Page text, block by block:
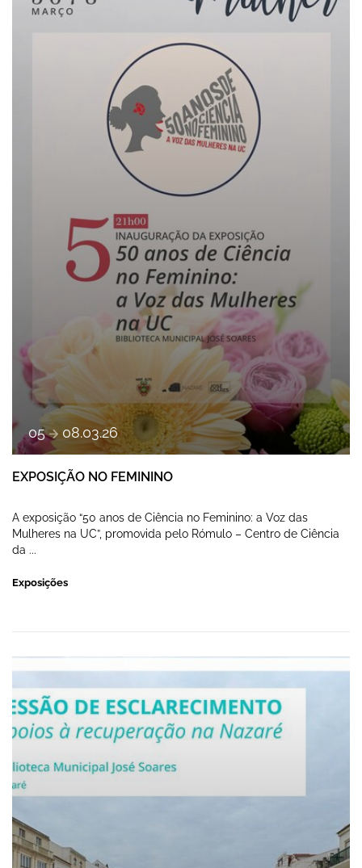
05 a 08.03.26
EXPOSIÇÃO NO FEMININO
A exposição “50 anos de Ciência no Feminino: a Voz das
Mulheres na UC”, promovida pelo Rómulo – Centro de Ciência
da ...
Exposições
SESSÃO PÚBLICA